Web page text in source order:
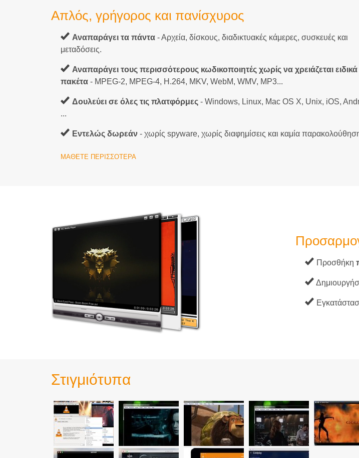
Απλός, γρήγορος και πανίσχυρος
Αναπαράγει τα πάντα - Αρχεία, δίσκους, διαδικτυακές κάμερες, συσκευές και
μεταδόσεις.
Αναπαράγει τους περισσότερους κωδικοποιητές χωρίς να χρειάζεται ειδικά
πακέτα - MPEG-2, MPEG-4, H.264, MKV, WebM, WMV, MP3...
Δουλεύει σε όλες τις πλατφόρμες - Windows, Linux, Mac OS X, Unix, iOS,
...
Εντελώς δωρεάν - χωρίς spyware, χωρίς διαφημίσεις και καμία
ΜΆΘΕΤΕ ΠΕΡΙΣΣΌΤΕΡΑ
Προσθήκη
Στιγμιότυπα